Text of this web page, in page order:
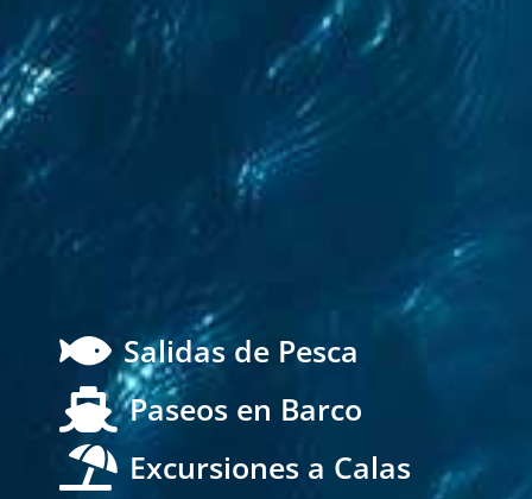
 Salidas de Pesca
 Paseos en Barco
 Excursiones a Calas